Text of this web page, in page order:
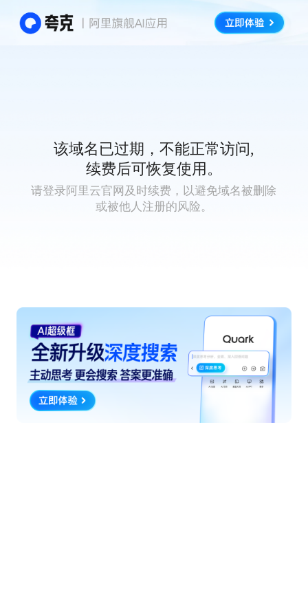
该域名已过期，不能正常访问,
续费后可恢复使用。
请登录阿里云官网及时续费，以避免域名被删除
或被他人注册的风险。